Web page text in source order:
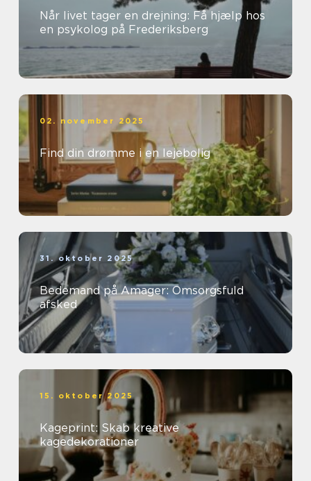
Når livet tager en drejning: Få hjælp hos
en psykolog på Frederiksberg
02. november 2025
Find din drømme i en lejebolig
31. oktober 2025
Bedemand på Amager: Omsorgsfuld
afsked
15. oktober 2025
Kageprint: Skab kreative
kagedekorationer